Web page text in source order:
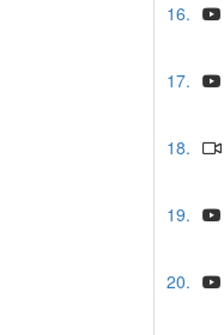
16.
17.
18.
19.
20.